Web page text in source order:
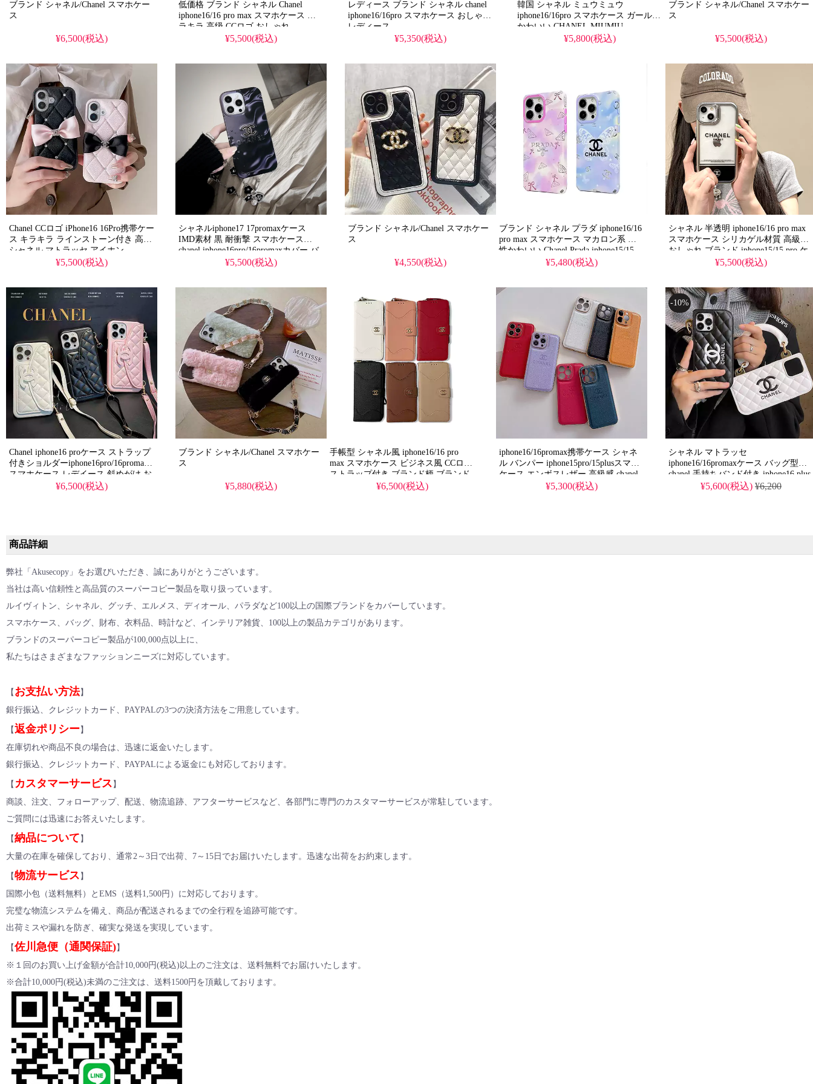
ブランド シャネル/Chanel スマホケー
ス
¥6,500(税込)
低価格 ブランド シャネル Chanel
iphone16/16 pro max スマホケース キ
ラキラ 高级 CCロゴ おしゃれ
¥5,500(税込)
レディース ブランド シャネル chanel
iphone16/16pro スマホケース おしゃれ
レディース
¥5,350(税込)
韓国 シャネル ミュウミュウ
iphone16/16pro スマホケース ガールズ
かわいい CHANEL MIUMIU
iphone15/15pro max ケース 落下防止
¥5,800(税込)
ブランド シャネル/Chanel スマホケー
ス
¥5,500(税込)
Chanel CCロゴ iPhone16 16Pro携帯ケー
ス キラキラ ラインストーン付き 高級
シャネル マトラッセ アイホン
15ProMax/15ケース リボン 可愛い 多
¥5,500(税込)
シャネルiphone17 17promaxケース
IMD素材 黒 耐衝撃 スマホケース
chanel iphone16pro/16promaxカバー バ
ンド ストラップ付き レディース 可愛
¥5,500(税込)
ブランド シャネル/Chanel スマホケー
ス
¥4,550(税込)
ブランド シャネル プラダ iphone16/16
pro max スマホケース マカロン系 個
性かわいい Chanel Prada iphone15/15
pro ケース 激安 販売
¥5,480(税込)
シャネル 半透明 iphone16/16 pro max
スマホケース シリカゲル材質 高級感
おしゃれ ブランド iphone15/15 pro ケ
ース 耐衝撃 激安 販売
¥5,500(税込)
Chanel iphone16 proケース ストラップ
付きショルダーiphone16pro/16promax
スマホケース レデイース 斜めがけ お
しゃれ シャネル マドモアゼル
¥6,500(税込)
ブランド シャネル/Chanel スマホケー
ス
¥5,880(税込)
手帳型 シャネル風 iphone16/16 pro
max スマホケース ビジネス風 CCロゴ
ストラップ付き ブランド柄 ブランド
iphone15/15 pro ケース 多機能
¥6,500(税込)
iphone16/16promax携帯ケース シャネ
ル バンパー iphone15pro/15plusスマホ
ケース エンボスレザー 高級感 chanel
iphone14pro/13ケース 電気メッキ 指紋
¥5,300(税込)
-10%
シャネル マトラッセ
iphone16/16promaxケース バッグ型
chanel 手持ちバンド付き iphone16 plus
携帯ケース ハンドル 女性愛用 ブラン
¥5,600(税込) ¥6,200
商品詳細
弊社「Akusecopy」をお選びいただき、誠にありがとうございます。
当社は高い信頼性と高品質のスーパーコピー製品を取り扱っています。
ルイヴィトン、シャネル、グッチ、エルメス、ディオール、 パラダなど100以上の国際ブランドをカバーしています。
スマホケース、バッグ、財布、衣料品、時計など、インテリア雑貨、 100以上の製品カテゴリがあります。
ブランドのスーパーコピー製品が100,000点以上に、
私たちはさまざまなファッションニーズに対応しています。
【 お支払い方法】
銀行振込、クレジットカード、PAYPALの3つの決済方法をご用意しています。
【返金ポリシー】
在庫切れや商品不良の場合は、迅速に返金いたします。
銀行振込、クレジットカード、PAYPALによる返金にも対応しております。
【 カスタマーサービス 】
商談、注文、フォローアップ、配送、物流追跡、アフターサービスなど、各部門に専門のカスタマーサービスが常駐しています。
ご質問には迅速にお答えいたします。
【納品について 】
大量の在庫を確保しており、通常2～3日で出荷、7～15日でお届けいたします。迅速な出荷をお約束します。
【物流サービス 】
国際小包（送料無料）とEMS（送料1,500円）に対応しております。
完璧な物流システムを備え、商品が配送されるまでの全行程を追跡可能です。
出荷ミスや漏れを防ぎ、確実な発送を実現しています。
【佐川急便（通関保証)】
※１回のお買い上げ金額が合計10,000円(税込)以上のご注文は、送料無料でお届けいたします。
※合計10,000円(税込)未満のご注文は、送料1500円を頂戴しております。